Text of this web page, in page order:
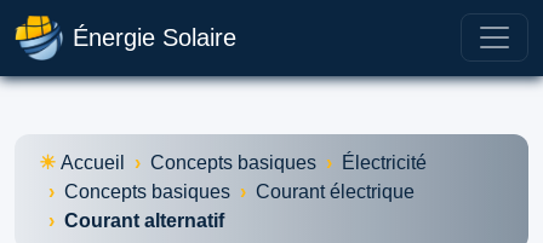
Énergie Solaire
Accueil Concepts basiques
Électricité
Concepts basiques
Courant électrique
Courant alternatif